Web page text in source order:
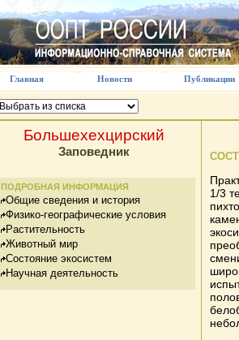
Главная Новости Публикации
Большехехцирский
Заповедник
ПОДРОБНАЯ ИНФОРМАЦИЯ
Общие сведения и история
Физико-географические условия
Растительность
Животный мир
Состояние экосистем
Научная деятельность
1/3